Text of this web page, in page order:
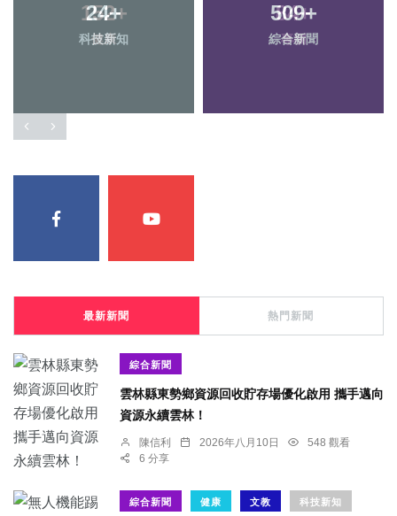
24+
科技新知
509+
綜合新聞
最新新聞 熱門新聞
綜合新聞
雲林縣東勢鄉資源回收貯存場優化啟用 攜手邁向
資源永續雲林！
陳信利 2026年八月10日
548 觀看
6 分享
綜合新聞 健康 文教 科技新知